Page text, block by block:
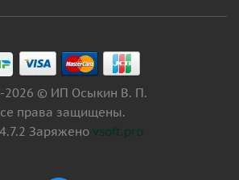
2026 © ИП Осыкин В. П.
права защищены.
Заряжено vsoft.pro